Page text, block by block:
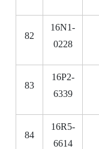
82
16N1-
0228
83
16P2-
6339
84
16R5-
6614